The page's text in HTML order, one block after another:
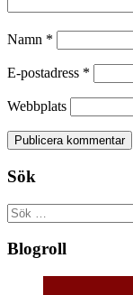
Namn *
E-postadress *
Webbplats
Sök
Sök
efter:
Blogroll